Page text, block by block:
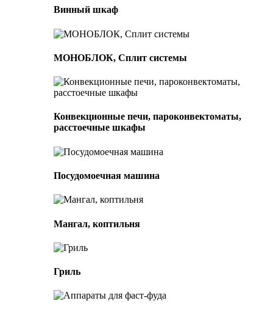
Винный шкаф
МОНОБЛОК, Сплит системы
Конвекционные печи, пароконвектоматы,
расстоечные шкафы
Посудомоечная машина
Мангал, коптильня
Гриль